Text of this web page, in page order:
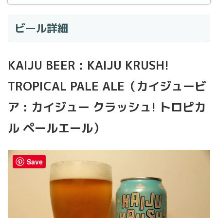
ビール詳細
KAIJU BEER : KAIJU KRUSH!
TROPICAL PALE ALE（カイジュービ
ア : カイジュー クラッシュ! トロピカ
ル ペールエール）
Save